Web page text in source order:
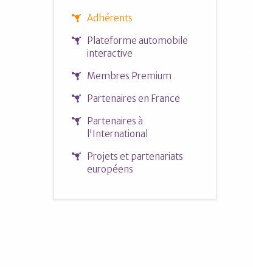
Adhérents
Plateforme automobile
interactive
Membres Premium
Partenaires en France
Partenaires à
l'International
Projets et partenariats
européens